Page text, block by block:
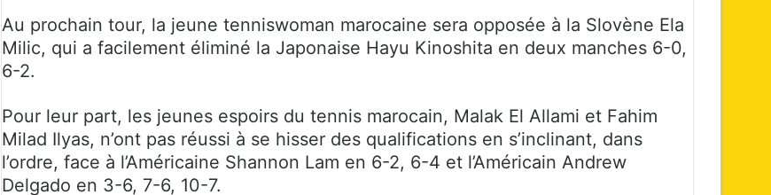
Au prochain tour, la jeune tenniswoman marocaine sera opposée à la Slovène Ela
Milic, qui a facilement éliminé la Japonaise Hayu Kinoshita en deux manches 6-0,
6-2.
Pour leur part, les jeunes espoirs du tennis marocain, Malak El Allami et Fahim
Milad Ilyas, n’ont pas réussi à se hisser des qualifications en s’inclinant, dans
l’ordre, face à l’Américaine Shannon Lam en 6-2, 6-4 et l’Américain Andrew
Delgado en 3-6, 7-6, 10-7.